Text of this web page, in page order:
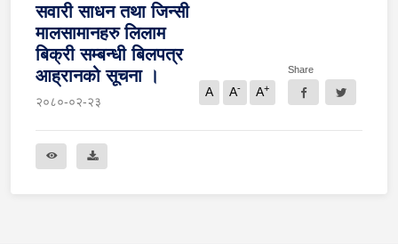
सवारी साधन तथा जिन्सी
मालसामानहरु लिलाम
बिक्री सम्बन्धी बिलपत्र
आह्रानको सूचना ।
२०८०-०२-२३
A A- A+
Share